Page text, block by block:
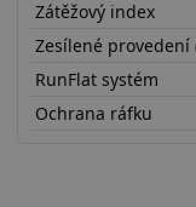
Zátěžový index
Zesílené provedení
RunFlat systém
Ochrana ráfku